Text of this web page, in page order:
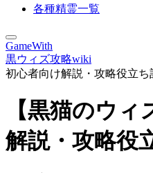
各種精霊一覧
GameWith
黒ウィズ攻略wiki
初心者向け解説・攻略役立ち
【黒猫のウ
解説・攻略役